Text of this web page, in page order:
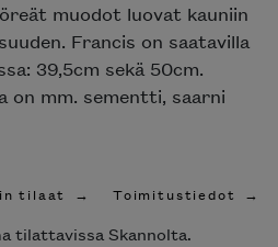
muodot luovat kauniin
Francis on saatavilla
39,5cm sekä 50cm.
on mm. sementti, saarni
tilaat Toimitustiedot
tilattavissa Skannolta.